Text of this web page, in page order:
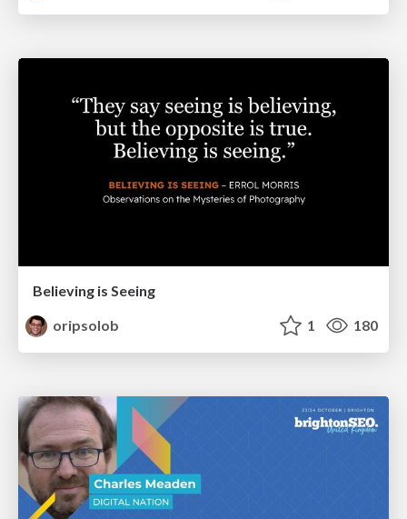
Believing is Seeing
oripsolob
1 180